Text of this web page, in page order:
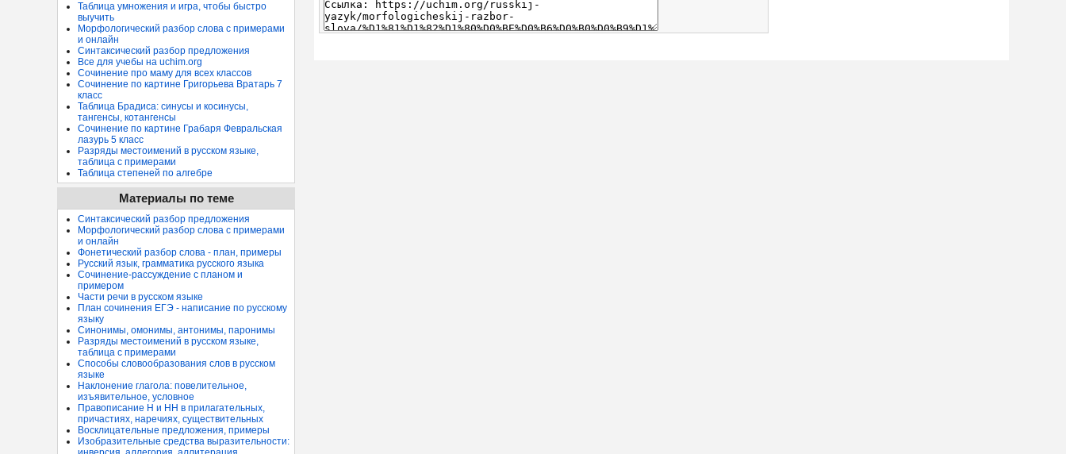
Таблица умножения и игра, чтобы быстро
выучить
Морфологический разбор слова с примерами
и онлайн
Синтаксический разбор предложения
Все для учебы на uchim.org
Сочинение про маму для всех классов
Сочинение по картине Григорьева Вратарь 7
класс
Таблица Брадиса: синусы и косинусы,
тангенсы, котангенсы
Сочинение по картине Грабаря Февральская
лазурь 5 класс
Разряды местоимений в русском языке,
таблица с примерами
Таблица степеней по алгебре
Материалы по теме
Синтаксический разбор предложения
Морфологический разбор слова с примерами
и онлайн
Фонетический разбор слова - план, примеры
Русский язык, грамматика русского языка
Сочинение-рассуждение с планом и
примером
Части речи в русском языке
План сочинения ЕГЭ - написание по русскому
языку
Синонимы, омонимы, антонимы, паронимы
Разряды местоимений в русском языке,
таблица с примерами
Способы словообразования слов в русском
языке
Наклонение глагола: повелительное,
изъявительное, условное
Правописание Н и НН в прилагательных,
причастиях, наречиях, существительных
Восклицательные предложения, примеры
Изобразительные средства выразительности: